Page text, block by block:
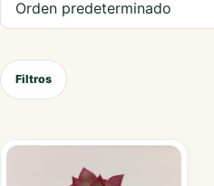
Filtros